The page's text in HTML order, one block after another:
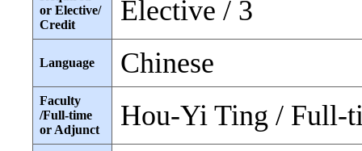
or Elective/
Credit
Elective / 3
Language Chinese
Faculty
/Full-time
or Adjunct
Hou-Yi Ting / Full-